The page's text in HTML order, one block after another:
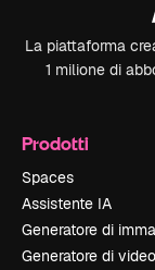
La piattaforma
1 milione di
Prodotti
Spaces
Assistente IA
Generatore di
Generatore di